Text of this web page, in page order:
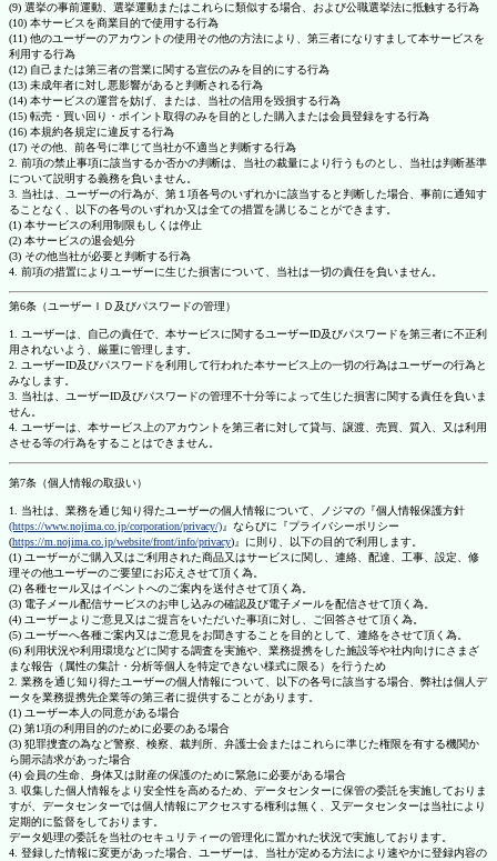
(9) 選挙の事前運動、選挙運動またはこれらに類似する場合、および公職選挙法に抵触する行為
(10) 本サービスを商業目的で使用する行為
(11) 他のユーザーのアカウントの使用その他の方法により、第三者になりすまして本サービスを
利用する行為
(12) 自己または第三者の営業に関する宣伝のみを目的にする行為
(13) 未成年者に対し悪影響があると判断される行為
(14) 本サービスの運営を妨げ、または、当社の信用を毀損する行為
(15) 転売・買い回り・ポイント取得のみを目的とした購入または会員登録をする行為
(16) 本規約各規定に違反する行為
(17) その他、前各号に準じて当社が不適当と判断する行為
2. 前項の禁止事項に該当するか否かの判断は、当社の裁量により行うものとし、当社は判断基準
について説明する義務を負いません。
3. 当社は、ユーザーの行為が、第１項各号のいずれかに該当すると判断した場合、事前に通知す
ることなく、以下の各号のいずれか又は全ての措置を講じることができます。
(1) 本サービスの利用制限もしくは停止
(2) 本サービスの退会処分
(3) その他当社が必要と判断する行為
4. 前項の措置によりユーザーに生じた損害について、当社は一切の責任を負いません。
第6条（ユーザーＩＤ及びパスワードの管理）
1. ユーザーは、自己の責任で、本サービスに関するユーザーID及びパスワードを第三者に不正利
用されないよう、厳重に管理します。
2. ユーザーID及びパスワードを利用して行われた本サービス上の一切の行為はユーザーの行為と
みなします。
3. 当社は、ユーザーID及びパスワードの管理不十分等によって生じた損害に関する責任を負いま
せん。
4. ユーザーは、本サービス上のアカウントを第三者に対して貸与、譲渡、売買、質入、又は利用
させる等の行為をすることはできません。
第7条（個人情報の取扱い）
1. 当社は、業務を通じ知り得たユーザーの個人情報について、ノジマの『個人情報保護方針
(https://www.nojima.co.jp/corporation/privacy/)』ならびに『プライバシーポリシー
(https://m.nojima.co.jp/website/front/info/privacy)』に則り、以下の目的で利用します。
(1) ユーザーがご購入又はご利用された商品又はサービスに関し、連絡、配達、工事、設定、修
理その他ユーザーのご要望にお応えさせて頂く為。
(2) 各種セール又はイベントへのご案内を送付させて頂く為。
(3) 電子メール配信サービスのお申し込みの確認及び電子メールを配信させて頂く為。
(4) ユーザーよりご意見又はご提言をいただいた事項に対し、ご回答させて頂く為。
(5) ユーザーへ各種ご案内又はご意見をお聞きすることを目的として、連絡をさせて頂く為。
(6) 利用状況や利用環境などに関する調査を実施や、業務提携をした施設等や社内向けにさまざ
まな報告（属性の集計・分析等個人を特定できない様式に限る）を行うため
2. 業務を通じ知り得たユーザーの個人情報について、以下の各号に該当する場合、弊社は個人デ
ータを業務提携先企業等の第三者に提供することがあります。
(1) ユーザー本人の同意がある場合
(2) 第1項の利用目的のために必要のある場合
(3) 犯罪捜査の為など警察、検察、裁判所、弁護士会またはこれらに準じた権限を有する機関か
ら開示請求があった場合
(4) 会員の生命、身体又は財産の保護のために緊急に必要がある場合
3. 収集した個人情報をより安全性を高めるため、データセンターに保管の委託を実施しておりま
すが、データセンターでは個人情報にアクセスする権利は無く、又データセンターは当社により
定期的に監督をしております。
データ処理の委託を当社のセキュリティーの管理化に置かれた状況で実施しております。
4. 登録した情報に変更があった場合、ユーザーは、当社が定める方法により速やかに登録内容の